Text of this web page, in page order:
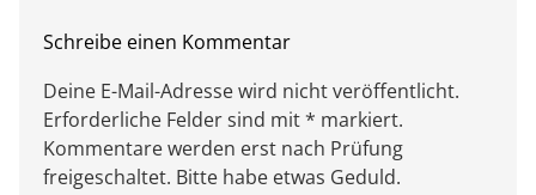
Schreibe einen Kommentar
Deine E-Mail-Adresse wird nicht veröffentlicht.
Erforderliche Felder sind mit * markiert.
Kommentare werden erst nach Prüfung
freigeschaltet. Bitte habe etwas Geduld.